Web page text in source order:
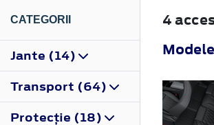
CATEGORII
Jante (14)
Transport (64)
Protecţie (18)
4
Modele